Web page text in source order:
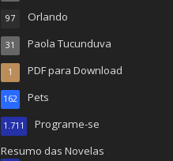
Orlando
97
Paola Tucunduva
31
PDF para Download
1
Pets
162
Programe-se
1.711
Resumo das Novelas